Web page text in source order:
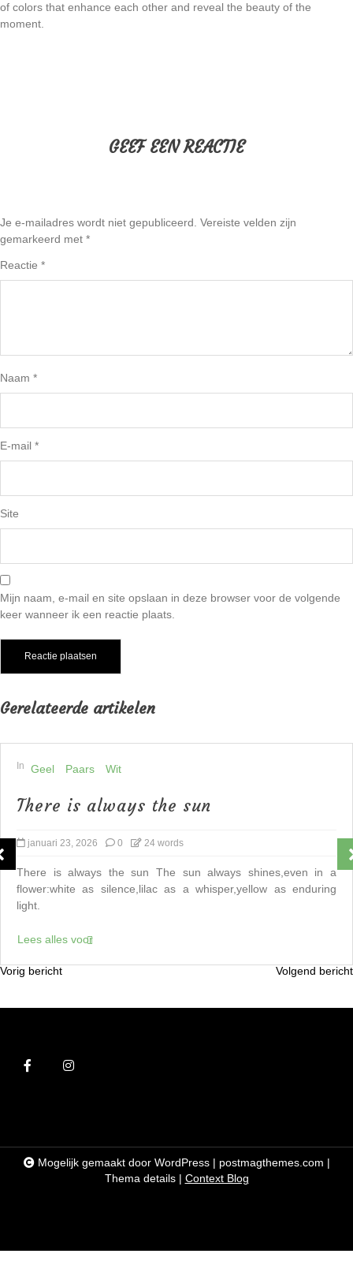
of colors that enhance each other and reveal the beauty of the
moment.
GEEF EEN REACTIE
Je e-mailadres wordt niet gepubliceerd. Vereiste velden zijn
gemarkeerd met *
Reactie *
Naam *
E-mail *
Site
Mijn naam, e-mail en site opslaan in deze browser voor de volgende
keer wanneer ik een reactie plaats.
Gerelateerde artikelen
In Geel Paars Wit
There is always the sun
januari 23, 2026 0 24 words
There is always the sun The sun always shines,even in a
flower:white as silence,lilac as a whisper,yellow as enduring
light.
Lees alles voor
B
n
g
Vorig bericht Volgend bericht
Mogelijk gemaakt door WordPress postmagthemes.com
Thema details
Context Blog